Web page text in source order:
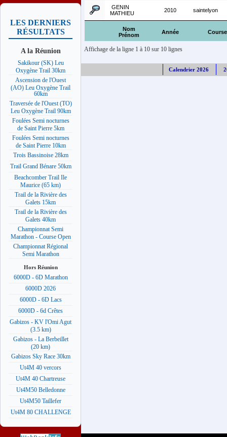
LES DERNIERS
RÉSULTATS
A la Réunion
Sakikour (SK) Leu
Oxygène Trail 30km
Ascension de l'Ouest
(AO) Leu Oxygène Trail
60km
Traversée de l'Ouest (TO)
Leu Oxygène Trail 90km
Foulées Semi nocturnes
de Saint Pierre 5km
Foulées Semi nocturnes
de Saint Pierre 10km
Trois Bassinoise 28km
Trail Grand Bénare 50km
Beachcomber Trail Ile
Maurice (65 km)
Trail de la Rivière des
Galets 15km
Trail de la Rivière des
Galets 40km
Championnat Semi
Marathon - Course Open
Championnat Régional
Semi Marathon
Hors Réunion
6000D - 6D Marathon
6000D 2026
6000D - 6D Lacs
6000D - 6d Crêtes
Gabizos - KV l'Omi Agut
(3.5 km)
Gabizos - La Berbeillet
(20 km)
Gabizos Sky Race 30km
Ut4M 40 vercors
Ut4M 40 Chartreuse
Ut4M50 Belledonne
Ut4M50 Taillefer
Ut4M 80 CHALLENGE
Nom
Prénom
Année Course
GENIN
MATHIEU
2010 saintelyon
Affichage de la ligne 1 à 10 sur 10 lignes
Calendrier 2026